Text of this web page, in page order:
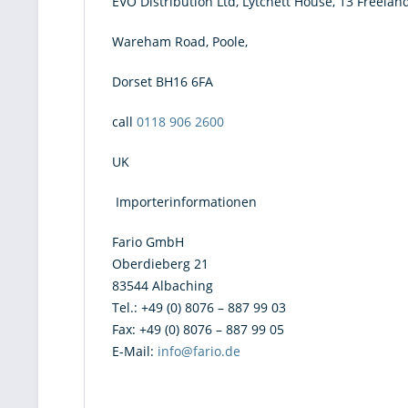
Wareham Road, Poole,
Dorset BH16 6FA
call 0118 906 2600
UK
Importerinformationen
Fario GmbH
Oberdieberg 21
83544 Albaching
Tel.: +49 (0) 8076 – 887 99 03
Fax: +49 (0) 8076 – 887 99 05
E-Mail: info@fario.de